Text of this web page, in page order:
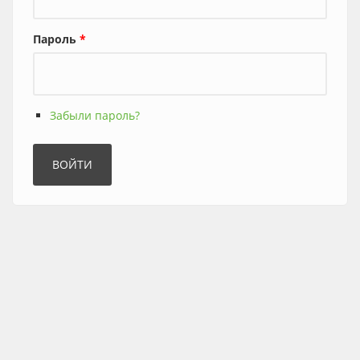
Пароль *
Забыли пароль?